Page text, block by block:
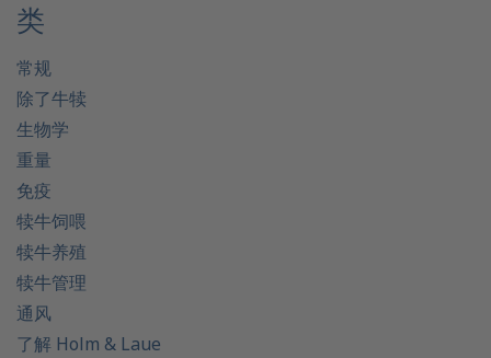
类
常规
除了牛犊
生物学
重量
免疫
犊牛饲喂
犊牛养殖
犊牛管理
通风
了解 Holm & Laue